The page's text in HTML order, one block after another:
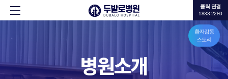
클릭 연결
1833-2280
환자감동
스토리
병원소개